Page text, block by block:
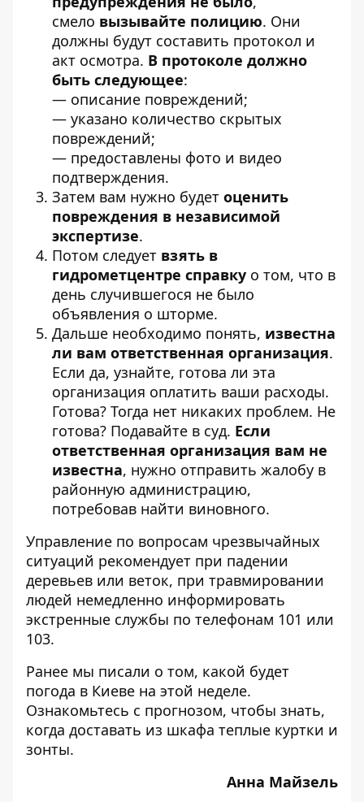
смело вызывайте полицию. Они
должны будут составить протокол и
акт осмотра. В протоколе должно
быть следующее:
— описание повреждений;
— указано количество скрытых
повреждений;
— предоставлены фото и видео
подтверждения.
Затем вам нужно будет оценить
повреждения в независимой
экспертизе.
Потом следует взять в
гидрометцентре справку о том, что в
день случившегося не было
объявления о шторме.
Дальше необходимо понять, известна
ли вам ответственная организация.
Если да, узнайте, готова ли эта
организация оплатить ваши расходы.
Готова? Тогда нет никаких проблем. Не
готова? Подавайте в суд. Если
ответственная организация вам не
известна, нужно отправить жалобу в
районную администрацию,
потребовав найти виновного.
Управление по вопросам чрезвычайных
ситуаций рекомендует при падении
деревьев или веток, при травмировании
людей немедленно информировать
экстренные службы по телефонам 101 или
103.
Ранее мы писали о том, какой будет
погода в Киеве на этой неделе.
Ознакомьтесь с прогнозом, чтобы знать,
когда доставать из шкафа теплые куртки и
зонты.
Анна Майзель